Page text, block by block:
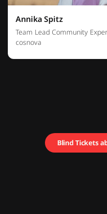
Annika Spitz
Team Lead Community
cosnova
Blind Tickets